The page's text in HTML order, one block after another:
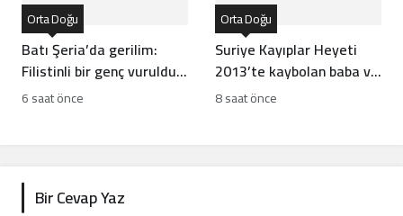
Batı Şeria’da gerilim:
Filistinli bir genç vuruldu,
sınıflar yıkıldı
Orta Doğu
6 saat önce
Suriye Kayıplar Heyeti
2013’te kaybolan baba ve
oğlun akıbetini açıkladı
Orta Doğu
8 saat önce
Bir Cevap Yaz